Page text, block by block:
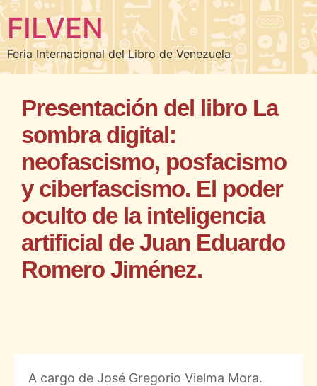
FILVEN
Feria Internacional del Libro de Venezuela
Presentación del libro La
sombra digital:
neofascismo, posfacismo
y ciberfascismo. El poder
oculto de la inteligencia
artificial de Juan Eduardo
Romero Jiménez.
A cargo de José Gregorio Vielma Mora.